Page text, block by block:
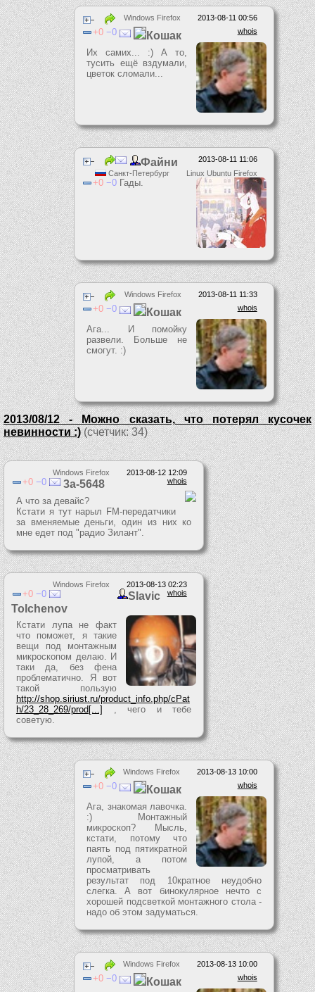
2013-08-11 00:56
Windows Firefox
whois
0 0 Кошак
Их самих... :) А то,
тусить ещё вздумали,
цветок сломали...
2013-08-11 11:06
Linux Ubuntu Firefox
Санкт-Петербург
0 0
Файни
Гады.
2013-08-11 11:33
Windows Firefox
whois
0 0 Кошак
Ага... И помойку
развели. Больше не
смогут. :)
2013/08/12 - Можно сказать, что потерял кусочек
невинности :)(счетчик: 34)
2013-08-12 12:09
Windows Firefox
whois
0 0 3a-5648
А что за девайс?
Кстати я тут нарыл FM-передатчики
за вменяемые деньги, один из них ко
мне едет под "радио Зилант".
2013-08-13 02:23
Windows Firefox
whois
0 0
Slavic
Tolchenov
Кстати лупа не факт
что поможет, я такие
вещи под монтажным
микроскопом делаю. И
таки да, без фена
проблематично. Я вот
такой пользую
http://shop.siriust.ru/product_info.php/cPat
h/23_28_269/prod[...]
, чего и тебе
советую.
2013-08-13 10:00
Windows Firefox
whois
0 0 Кошак
Ага, знакомая лавочка.
:) Монтажный
микроскоп? Мысль,
кстати, потому что
паять под пятикратной
лупой, а потом
просматривать
результат под 10кратное неудобно
слегка. А вот бинокулярное нечто с
хорошей подсветкой монтажного стола -
надо об этом задуматься.
2013-08-13 10:00
Windows Firefox
whois
0 0 Кошак